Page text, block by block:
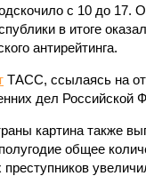
с 10 до 17.
в итоге
антирейтинга.
ТАСС, ссылаясь на
дел Российской
картина также
общее